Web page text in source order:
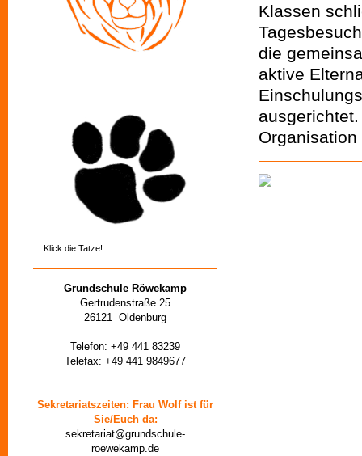
Klick die Tatze!
Grundschule Röwekamp
Gertrudenstraße 25
26121 Oldenburg
Telefon: +49 441 83239
Telefax: +49 441 9849677
Sekretariatszeiten: Frau Wolf ist für
Sie/Euch da:
sekretariat@grundschule-
roewekamp.de
Klassen
die
aktive